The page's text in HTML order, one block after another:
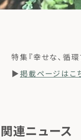
特集『幸せな、循
▶掲載ページはこ
関連ニュース